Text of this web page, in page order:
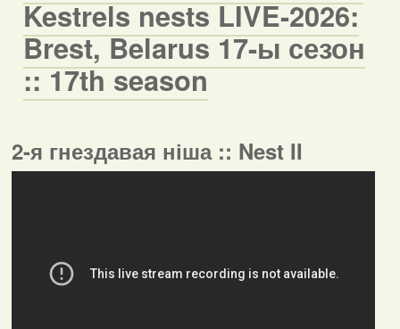
Kestrels nests LIVE-2026:
Brest, Belarus 17-ы сезон
:: 17th season
2-я гнездавая ніша :: Nest II